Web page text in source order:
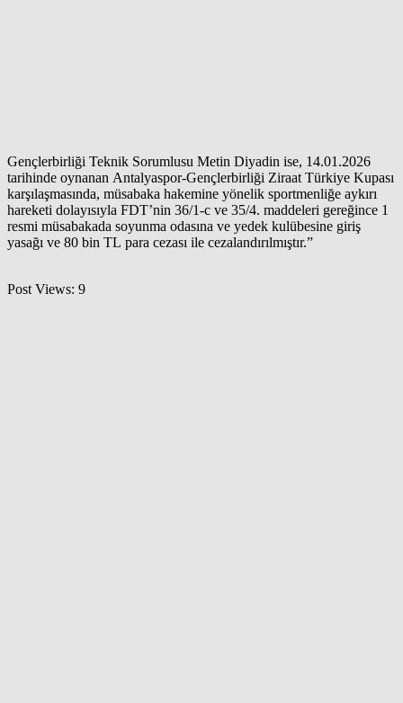
Gençlerbirliği Teknik Sorumlusu Metin Diyadin ise, 14.01.2026
tarihinde oynanan Antalyaspor-Gençlerbirliği Ziraat Türkiye Kupası
karşılaşmasında, müsabaka hakemine yönelik sportmenliğe aykırı
hareketi dolayısıyla FDT’nin 36/1-c ve 35/4. maddeleri gereğince 1
resmi müsabakada soyunma odasına ve yedek kulübesine giriş
yasağı ve 80 bin TL para cezası ile cezalandırılmıştır.”
Post Views: 9